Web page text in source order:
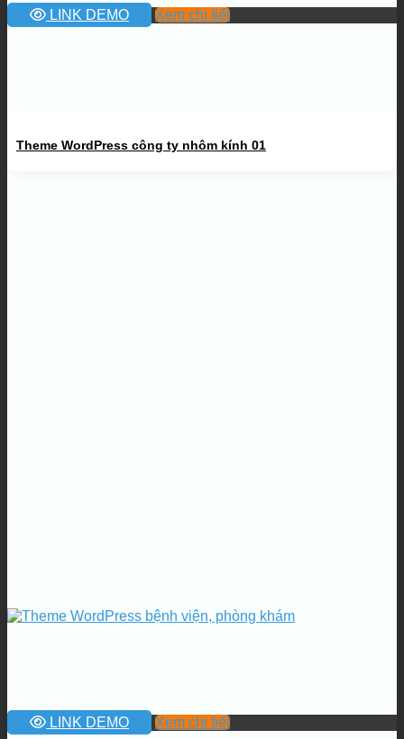
LINK DEMO Xem chi tiết
Theme WordPress công ty nhôm kính 01
LINK DEMO Xem chi tiết